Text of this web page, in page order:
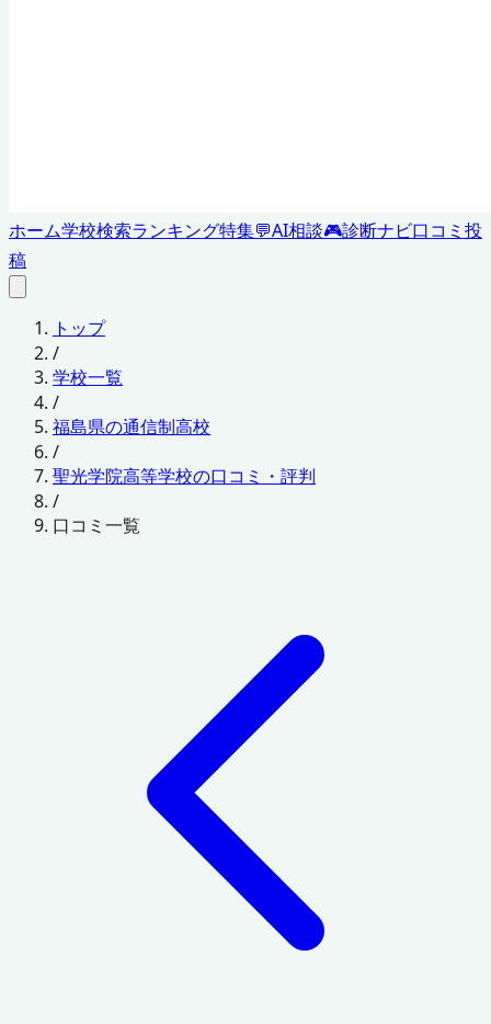
ホーム学校検索ランキング特集💬AI相談🎮診断ナビ口コミ投
稿
トップ
/
学校一覧
/
福島県の通信制高校
/
聖光学院高等学校の口コミ・評判
/
口コミ一覧